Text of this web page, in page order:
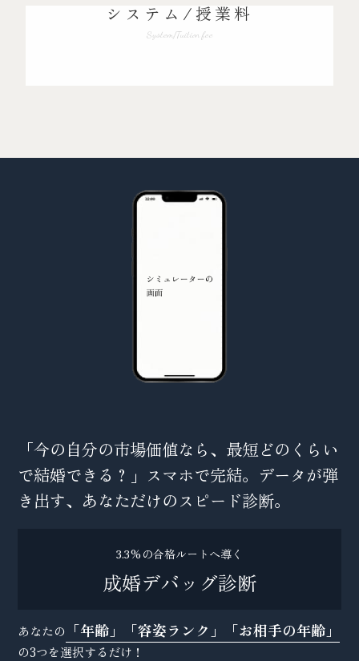
システム/授業料
System/Tuition fee
「今の自分の市場価値なら、最短どのくらい
で結婚できる？」スマホで完結。データが弾
き出す、あなただけのスピード診断。
3.3%の合格ルートへ導く
成婚デバッグ診断
あなたの 「年齢」「容姿ランク」「お相手の年齢」
の3つを選択するだけ！